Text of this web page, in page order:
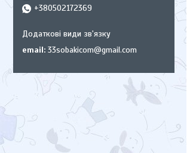
+380502172369
email 33sobakicom@gmail.com